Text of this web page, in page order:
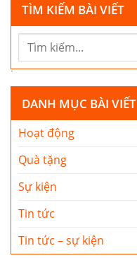
TÌM KIẾM BÀI VIẾT
DANH MỤC BÀI VIẾT
Hoạt động
Quà tặng
Sự kiện
Tin tức
Tin tức – sự kiện